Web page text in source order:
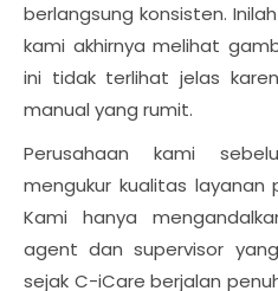
berlangsung konsisten.
kami akhirnya melihat
ini tidak terlihat jelas
manual yang rumit.
Perusahaan kami
mengukur kualitas layanan
Kami hanya
agent dan supervisor
sejak C-iCare berjalan